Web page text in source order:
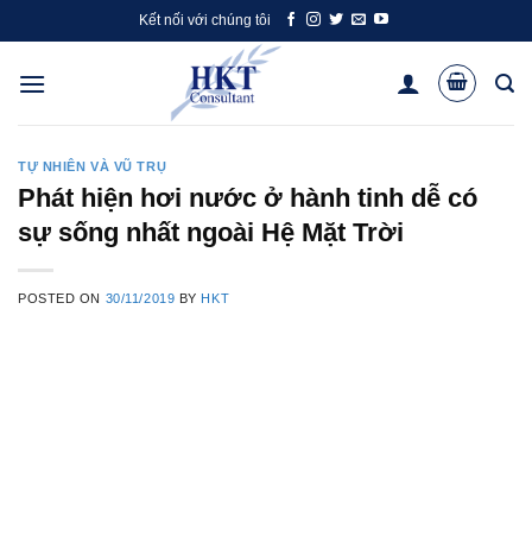
to
content
Kết nối với chúng tôi
TỰ NHIÊN VÀ VŨ TRỤ
Phát hiện hơi nước ở hành tinh dễ có
sự sống nhất ngoài Hệ Mặt Trời
POSTED ON 30/11/2019 BY HKT